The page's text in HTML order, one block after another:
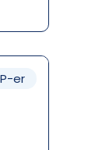
er